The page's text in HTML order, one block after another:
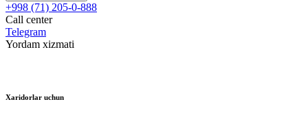
+998 (71) 205-0-888
Call center
Telegram
Yordam xizmati
Xaridorlar uchun